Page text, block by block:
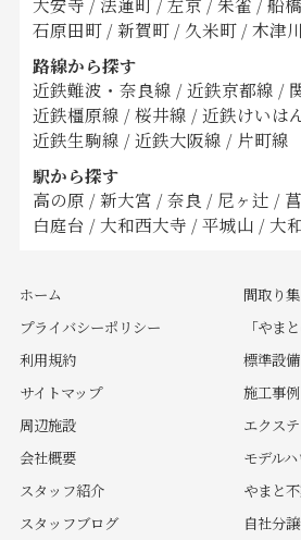
石原田町 / 新賀町 / 久米町 / 木津
路線から探す
近鉄難波・奈良線 / 近鉄京都線 /
近鉄橿原線 / 桜井線 / 近鉄けいは
近鉄生駒線 / 近鉄大阪線 / 片町線
駅から探す
高の原 / 新大宮 / 奈良 / 尼ヶ辻 /
白庭台 / 大和西大寺 / 平城山 / 大
ホーム
プライバシーポリシー
利用規約
サイトマップ
周辺施設
会社概要
スタッフ紹介
スタッフブログ
間取り集
「やま
標準設備
施工事例
エクス
モデル
やまと
自社分